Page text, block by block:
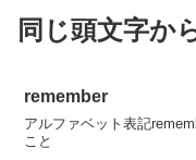
同じ頭文字か
remember
アルファベット表記
こと